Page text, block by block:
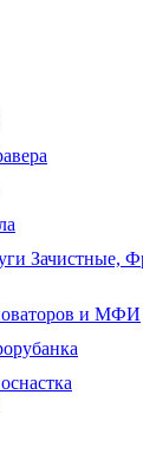
Зачистные,
и МФИ